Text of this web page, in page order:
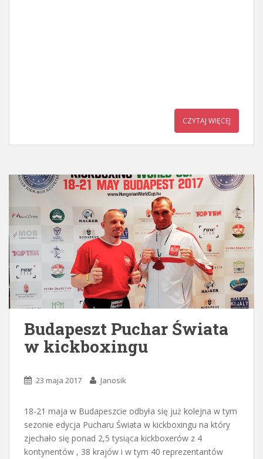
CZYTAJ WIĘCEJ
Budapeszt Puchar Świata
w kickboxingu
23 maja 2017 Janosik
18-21 maja w Budapeszcie odbyła się już kolejna w tym
sezonie edycja Pucharu Świata w kickboxingu na który
zjechało się ponad 2,5 tysiąca kickboxerów z 4
kontynentów , 38 krajów i w tym 40 reprezentantów